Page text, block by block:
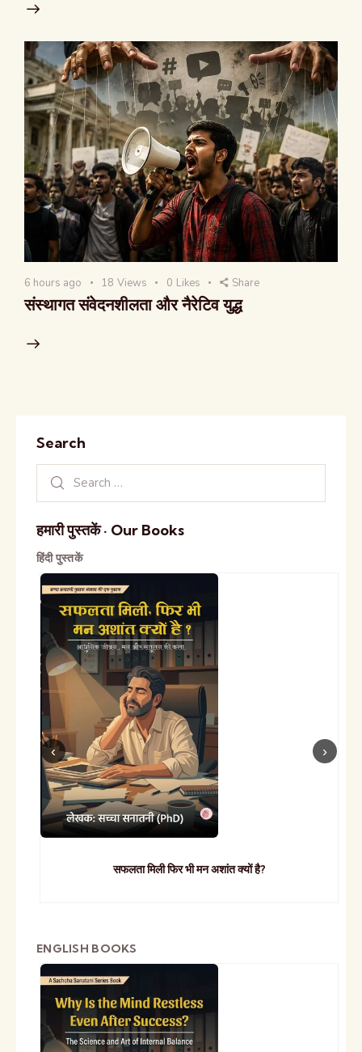
6 hours ago 18 Views 0 Likes Share
संस्थागत संवेदनशीलता और नैरेटिव युद्ध
Search
हमारी पुस्तकें · Our Books
हिंदी पुस्तकें
सफलता मिली फिर भी मन अशांत क्यों है?
ENGLISH BOOKS